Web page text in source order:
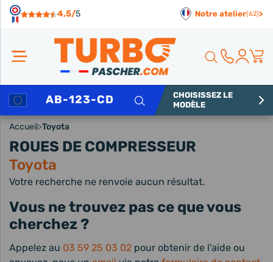
4,5/5 Notre atelier(62)>
Rechercher
CHOISISSEZ LE
MODÈLE
Accueil>Toyota
ROUES DE COMPRESSEUR
Toyota
Votre recherche ne renvoie aucun résultat.
Vous ne trouvez pas ce que vous
cherchez ?
Appelez au 03 59 25 03 02 pour obtenir de l'aide ou
Panneau de gestion des cookies